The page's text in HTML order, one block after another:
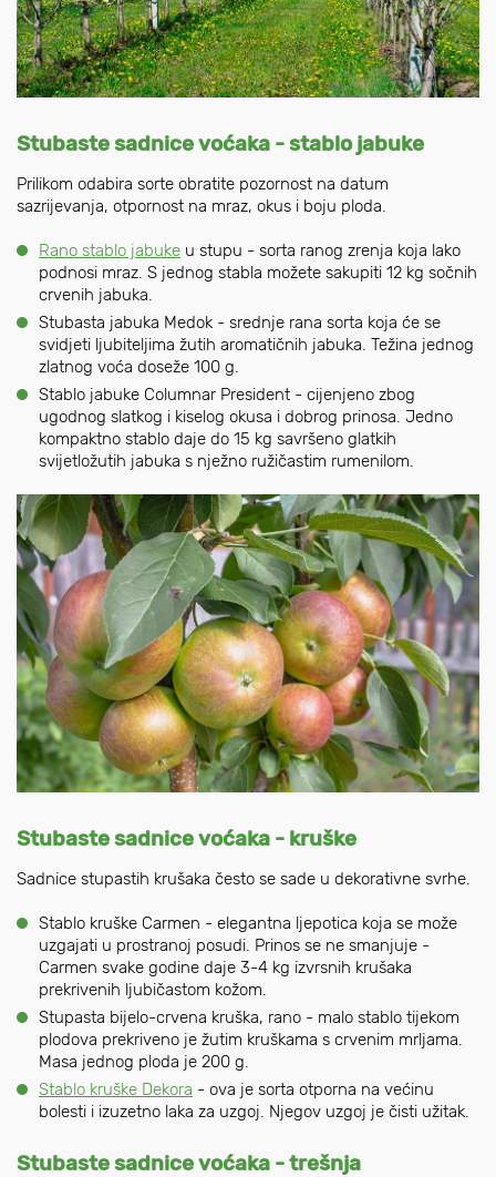
Stubaste sadnice voćaka - stablo jabuke
Prilikom odabira sorte obratite pozornost na datum
sazrijevanja, otpornost na mraz, okus i boju ploda.
Rano stablo jabuke u stupu - sorta ranog zrenja koja lako
podnosi mraz. S jednog stabla možete sakupiti 12 kg sočnih
crvenih jabuka.
Stubasta jabuka Medok - srednje rana sorta koja će se
svidjeti ljubiteljima žutih aromatičnih jabuka. Težina jednog
zlatnog voća doseže 100 g.
Stablo jabuke Columnar President - cijenjeno zbog
ugodnog slatkog i kiselog okusa i dobrog prinosa. Jedno
kompaktno stablo daje do 15 kg savršeno glatkih
svijetložutih jabuka s nježno ružičastim rumenilom.
Stubaste sadnice voćaka - kruške
Sadnice stupastih krušaka često se sade u dekorativne svrhe.
Stablo kruške Carmen - elegantna ljepotica koja se može
uzgajati u prostranoj posudi. Prinos se ne smanjuje -
Carmen svake godine daje 3-4 kg izvrsnih krušaka
prekrivenih ljubičastom kožom.
Stupasta bijelo-crvena kruška, rano - malo stablo tijekom
plodova prekriveno je žutim kruškama s crvenim mrljama.
Masa jednog ploda je 200 g.
Stablo kruške Dekora - ova je sorta otporna na većinu
bolesti i izuzetno laka za uzgoj. Njegov uzgoj je čisti užitak.
Stubaste sadnice voćaka - trešnja